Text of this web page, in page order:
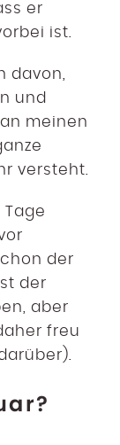
er
ist.
davon,
und
meinen
versteht.
Tage
der
der
aber
freu